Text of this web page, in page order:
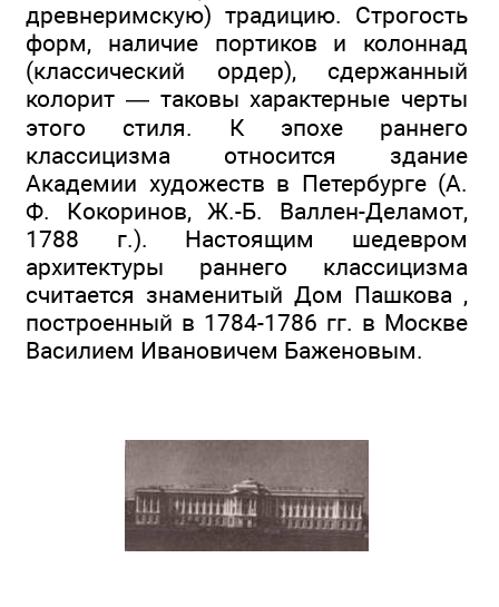
древнеримскую) традицию. Строгость
форм, наличие портиков и колоннад
(классический ордер), сдержанный
колорит — таковы характерные черты
этого стиля. К эпохе раннего
классицизма относится здание
Академии художеств в Петербурге (А.
Ф. Кокоринов, Ж.-Б. Валлен-Деламот,
1788 г.). Настоящим шедевром
архитектуры раннего классицизма
считается знаменитый Дом Пашкова ,
построенный в 1784-1786 гг. в Москве
Василием Ивановичем Баженовым.